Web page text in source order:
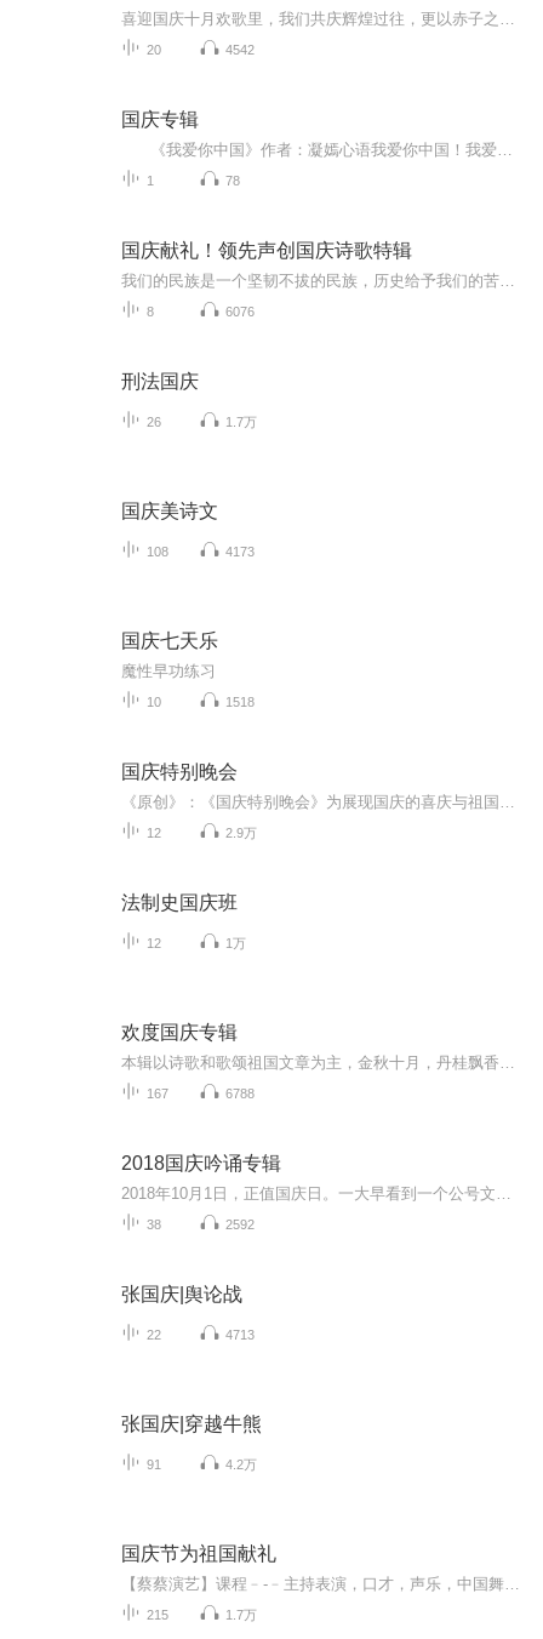
20 4542
国庆专辑
1 78
国庆献礼！领先声创国庆诗歌特辑
8 6076
刑法国庆
26 1.7万
国庆美诗文
108 4173
国庆七天乐
魔性早功练习
10 1518
国庆特别晚会
12 2.9万
法制史国庆班
12 1万
欢度国庆专辑
167 6788
2018国庆吟诵专辑
38 2592
张国庆|舆论战
22 4713
张国庆|穿越牛熊
91 4.2万
国庆节为祖国献礼
215 1.7万